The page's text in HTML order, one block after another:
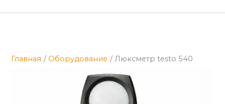
Главная Оборудование Люксметр testo 540